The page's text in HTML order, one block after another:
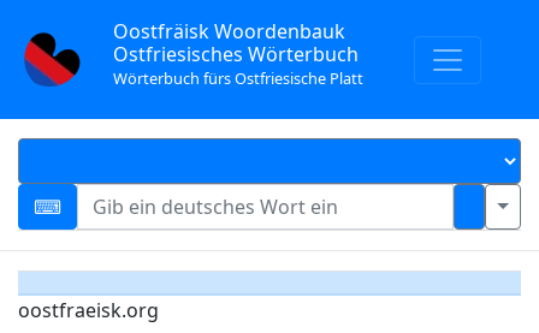
Oostfräisk Woordenbauk
Ostfriesisches Wörterbuch
Wörterbuch fürs Ostfriesische Platt
oostfraeisk.org